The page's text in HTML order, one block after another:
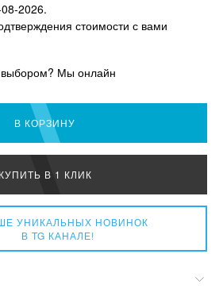
2026.
стоимости с вами
Мы онлайн
В КОРЗИНУ
КУПИТЬ В 1 КЛИК
УНИКАЛЬНЫХ НОВИНОК
В TG КАНАЛЕ!